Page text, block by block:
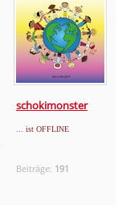
schokimonster
... ist OFFLINE
Beiträge: 191